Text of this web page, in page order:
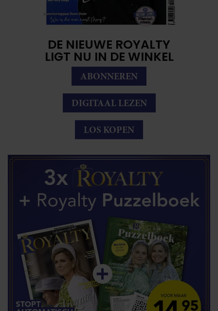
DE NIEUWE ROYALTY
LIGT NU IN DE WINKEL
ABONNEREN
DIGITAAL LEZEN
LOS KOPEN